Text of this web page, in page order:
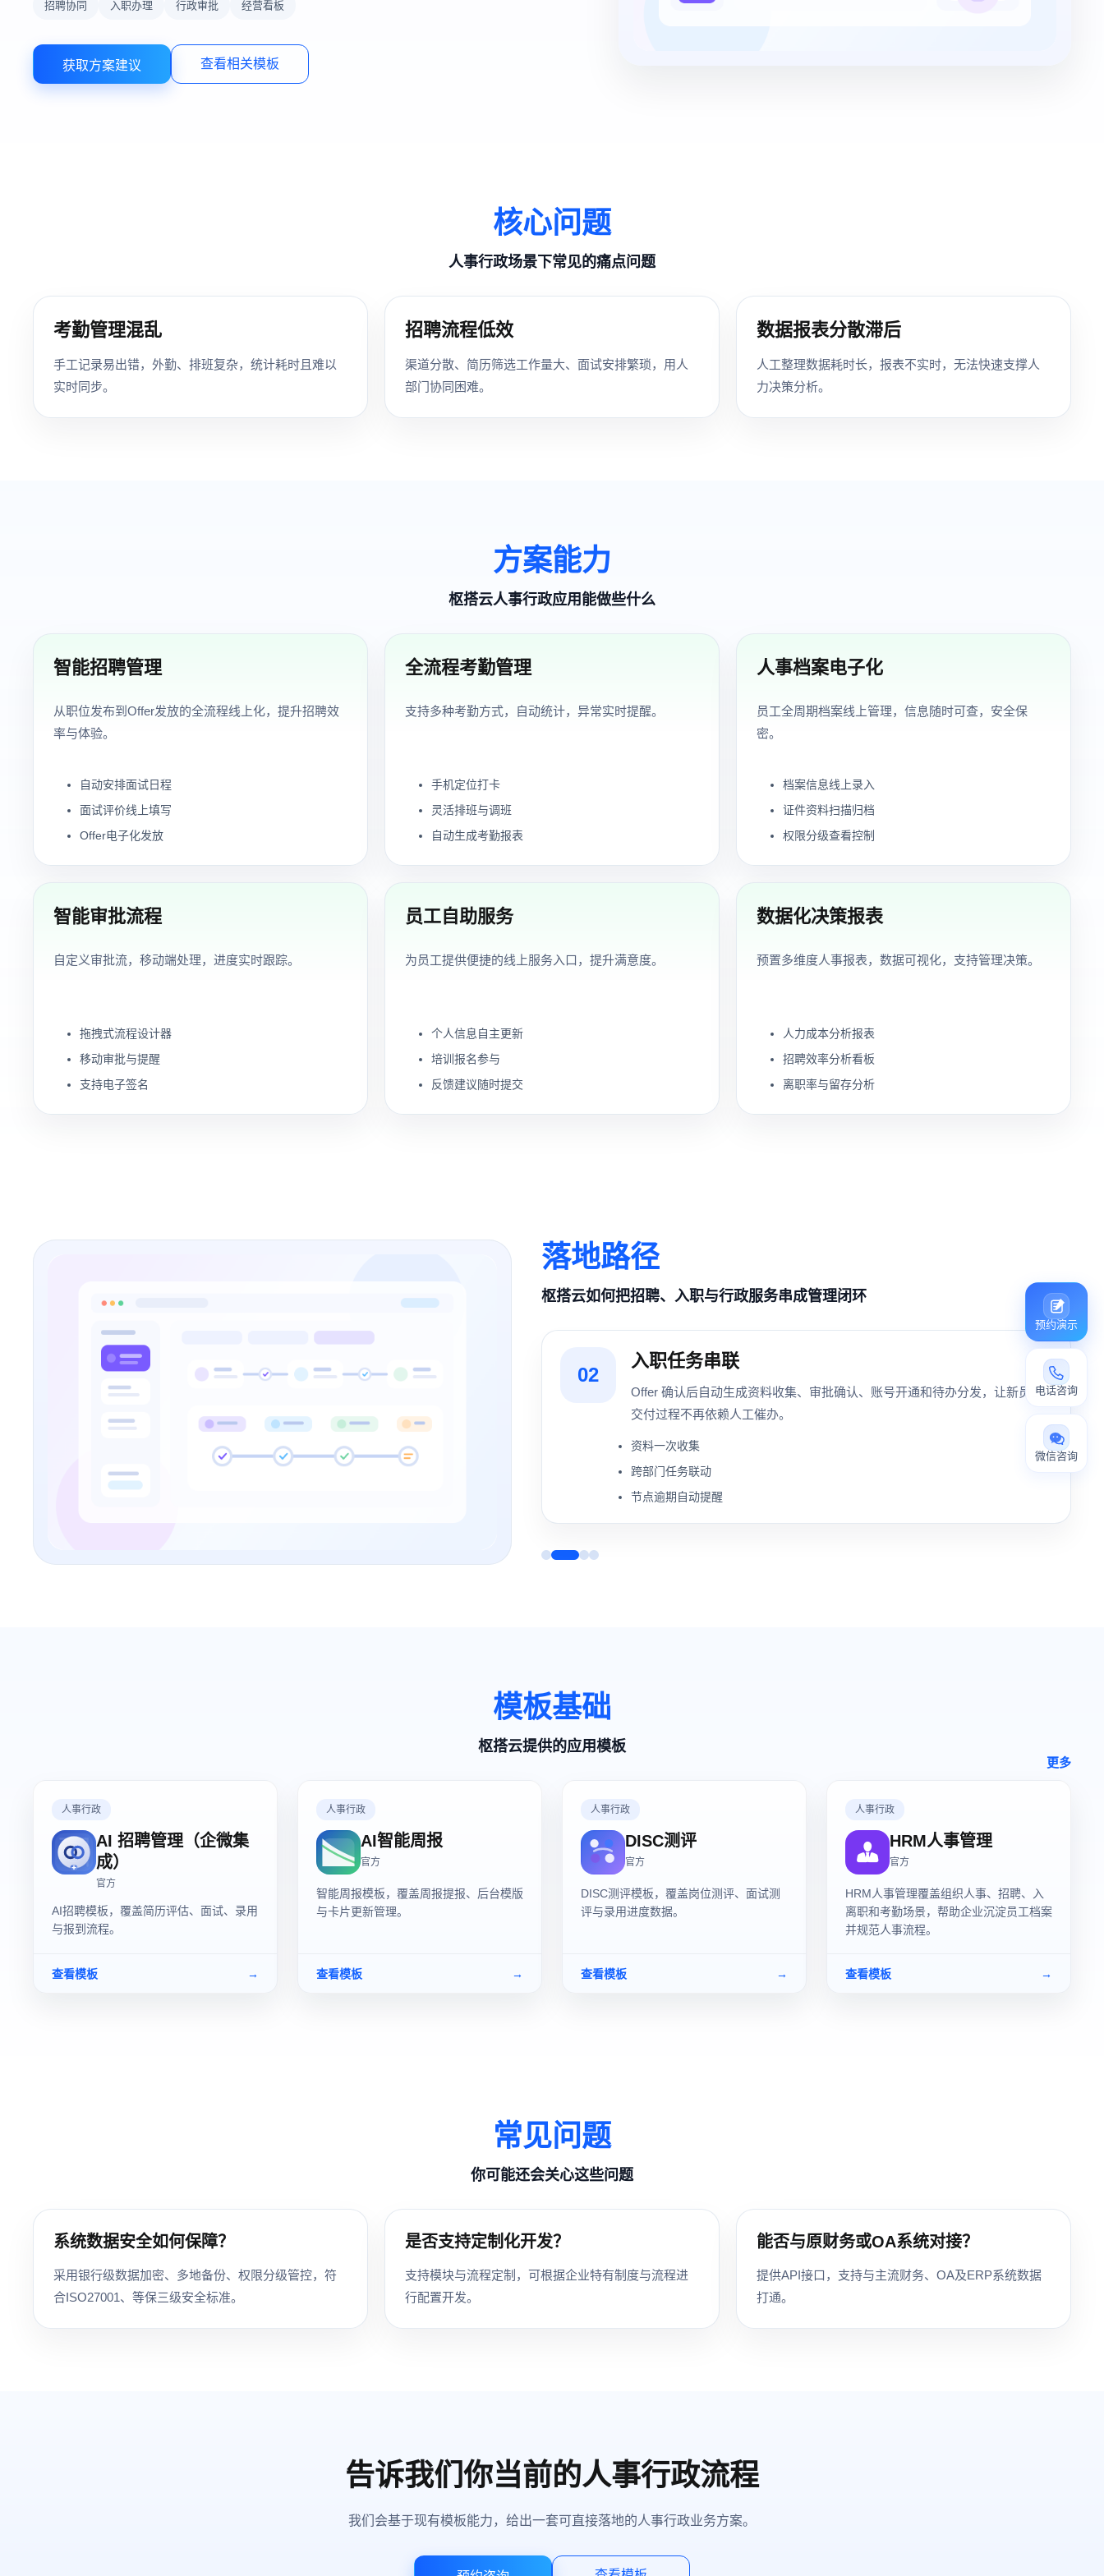
招聘协同 入职办理 行政审批 经营看板
获取方案建议 查看相关模板
核心问题
人事行政场景下常见的痛点问题
考勤管理混乱
手工记录易出错，外勤、排班复杂，统计耗时且难以
实时同步。
招聘流程低效
渠道分散、简历筛选工作量大、面试安排繁琐，用人
部门协同困难。
数据报表分散滞后
人工整理数据耗时长，报表不实时，无法快速支撑人
力决策分析。
方案能力
枢搭云人事行政应用能做些什么
智能招聘管理
从职位发布到Offer发放的全流程线上化，提升招聘效
率与体验。
自动安排面试日程
面试评价线上填写
Offer电子化发放
全流程考勤管理
支持多种考勤方式，自动统计，异常实时提醒。
手机定位打卡
灵活排班与调班
自动生成考勤报表
人事档案电子化
员工全周期档案线上管理，信息随时可查，安全保
密。
档案信息线上录入
证件资料扫描归档
权限分级查看控制
智能审批流程
自定义审批流，移动端处理，进度实时跟踪。
拖拽式流程设计器
移动审批与提醒
支持电子签名
员工自助服务
为员工提供便捷的线上服务入口，提升满意度。
个人信息自主更新
培训报名参与
反馈建议随时提交
数据化决策报表
预置多维度人事报表，数据可视化，支持管理决策。
人力成本分析报表
招聘效率分析看板
离职率与留存分析
落地路径
枢搭云如何把招聘、入职与行政服务串成管理闭环
02
入职任务串联
Offer 确认后自动生成资料收集、审批确认、账号开通和待办分发，让新员工
交付过程不再依赖人工催办。
资料一次收集
跨部门任务联动
节点逾期自动提醒
模板基础
枢搭云提供的应用模板
更多
人事行政
AI 招聘管理（企微集
成）
官方
AI招聘模板，覆盖简历评估、面试、录用
与报到流程。
查看模板 →
人事行政
AI智能周报
官方
智能周报模板，覆盖周报提报、后台模版
与卡片更新管理。
查看模板 →
人事行政
DISC测评
官方
DISC测评模板，覆盖岗位测评、面试测
评与录用进度数据。
查看模板 →
人事行政
HRM人事管理
官方
HRM人事管理覆盖组织人事、招聘、入
离职和考勤场景，帮助企业沉淀员工档案
并规范人事流程。
查看模板 →
常见问题
你可能还会关心这些问题
系统数据安全如何保障？
采用银行级数据加密、多地备份、权限分级管控，符
合ISO27001、等保三级安全标准。
是否支持定制化开发？
支持模块与流程定制，可根据企业特有制度与流程进
行配置开发。
能否与原财务或OA系统对接？
提供API接口，支持与主流财务、OA及ERP系统数据
打通。
告诉我们你当前的人事行政流程
我们会基于现有模板能力，给出一套可直接落地的人事行政业务方案。
预约演示
电话咨询
微信咨询